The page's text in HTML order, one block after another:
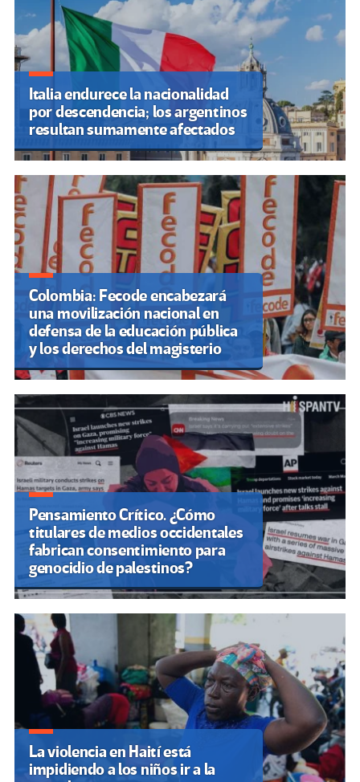
Italia endurece la nacionalidad
por descendencia; los argentinos
resultan sumamente afectados
Colombia: Fecode encabezará
una movilización nacional en
defensa de la educación pública
y los derechos del magisterio
Pensamiento Crítico. ¿Cómo
titulares de medios occidentales
fabrican consentimiento para
genocidio de palestinos?
La violencia en Haití está
impidiendo a los niños ir a la